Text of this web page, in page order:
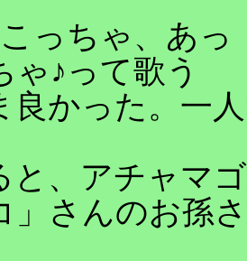
っちゃ、あっ
ゃ♪って歌う
良かった。一
と、アチャマ
」さんのお孫